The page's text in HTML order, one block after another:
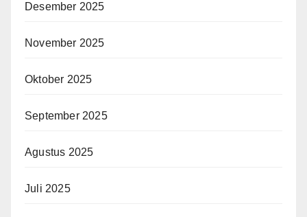
Desember 2025
November 2025
Oktober 2025
September 2025
Agustus 2025
Juli 2025